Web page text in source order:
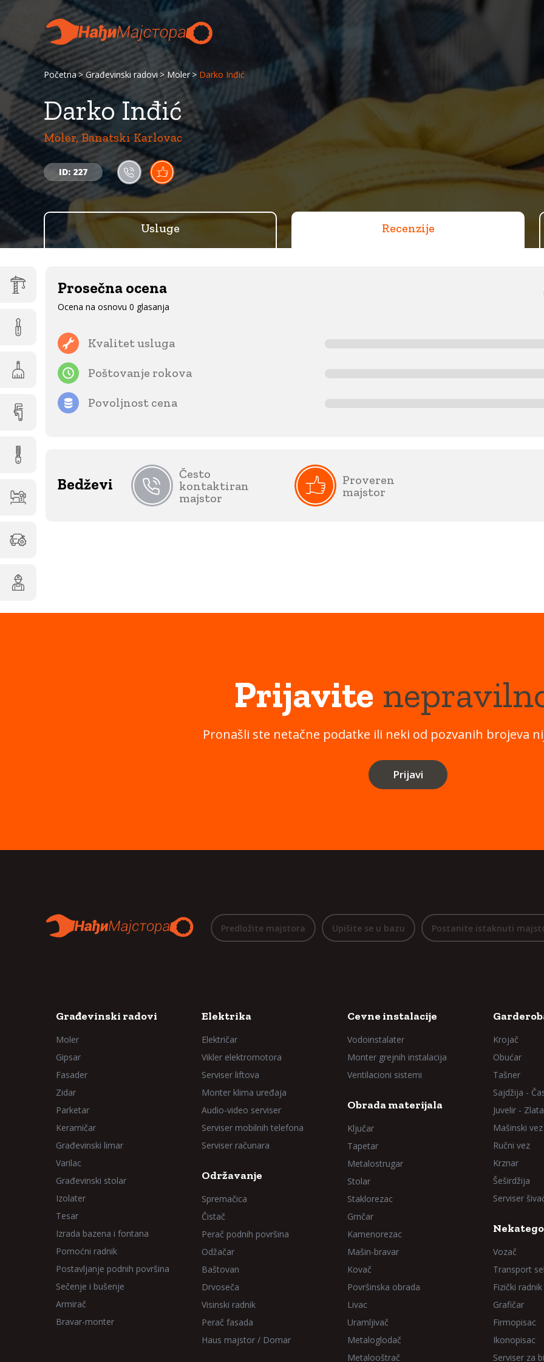
Početna Građevinski radovi Moler Darko Inđić
Darko Inđić
Moler, Banatski Karlovac
ID: 227
Usluge Recenzije
Prosečna ocena
Ocena na osnovu 0 glasanja
Kvalitet usluga
Poštovanje rokova
Povoljnost cena
Bedževi
Često
kontaktiran
majstor
Proveren
majstor
Prijavite
Pronašli ste netačne podatke ili neki od pozvanih brojeva
Prijavi
Predložite majstora Upišite se u bazu Postanite istaknuti
Građevinski radovi
Moler
Gipsar
Fasader
Zidar
Parketar
Keramičar
Građevinski limar
Varilac
Građevinski stolar
Izolater
Tesar
Izrada bazena i fontana
Pomoćni radnik
Postavljanje podnih površina
Sečenje i bušenje
Armirač
Bravar-monter
Elektrika
Električar
Vikler elektromotora
Serviser liftova
Monter klima uređaja
Audio-video serviser
Serviser mobilnih telefona
Serviser računara
Održavanje
Spremačica
Čistač
Perač podnih površina
Odžačar
Baštovan
Drvoseča
Visinski radnik
Perač fasada
Haus majstor / Domar
Cevne instalacije
Vodoinstalater
Monter grejnih instalacija
Ventilacioni sistemi
Obrada materijala
Ključar
Tapetar
Metalostrugar
Stolar
Staklorezac
Grnčar
Kamenorezac
Mašin-bravar
Kovač
Površinska obrada
Livac
Uramljivač
Metaloglodač
Metalooštrač
Krojač
Obućar
Tašner
Sajdžija -
Juvelir -
Mašinski vez
Ručni vez
Krznar
Šeširdžija
Serviser
Vozač
Transport
Fizički radnik
Grafičar
Firmopisac
Ikonopisac
Serviser za